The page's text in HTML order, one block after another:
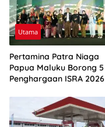
Utama
Pertamina Patra Niaga
Papua Maluku Borong 5
Penghargaan ISRA 2026